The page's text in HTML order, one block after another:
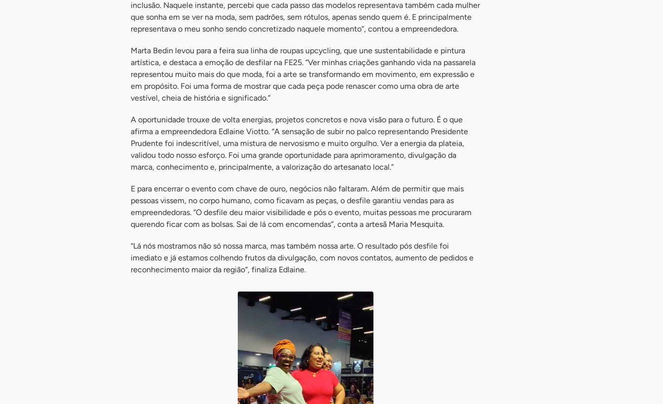
inclusão. Naquele instante, percebi que cada passo das modelos representava também cada mulher
que sonha em se ver na moda, sem padrões, sem rótulos, apenas sendo quem é. E principalmente
representava o meu sonho sendo concretizado naquele momento”, contou a empreendedora.
Marta Bedin levou para a feira sua linha de roupas upcycling, que une sustentabilidade e pintura
artística, e destaca a emoção de desfilar na FE25. “Ver minhas criações ganhando vida na passarela
representou muito mais do que moda, foi a arte se transformando em movimento, em expressão e
em propósito. Foi uma forma de mostrar que cada peça pode renascer como uma obra de arte
vestível, cheia de história e significado.”
A oportunidade trouxe de volta energias, projetos concretos e nova visão para o futuro. É o que
afirma a empreendedora Edlaine Viotto. “A sensação de subir no palco representando Presidente
Prudente foi indescritível, uma mistura de nervosismo e muito orgulho. Ver a energia da plateia,
validou todo nosso esforço. Foi uma grande oportunidade para aprimoramento, divulgação da
marca, conhecimento e, principalmente, a valorização do artesanato local.”
E para encerrar o evento com chave de ouro, negócios não faltaram. Além de permitir que mais
pessoas vissem, no corpo humano, como ficavam as peças, o desfile garantiu vendas para as
empreendedoras. “O desfile deu maior visibilidade e pós o evento, muitas pessoas me procuraram
querendo ficar com as bolsas. Sai de lá com encomendas”, conta a artesã Maria Mesquita.
“Lá nós mostramos não só nossa marca, mas também nossa arte. O resultado pós desfile foi
imediato e já estamos colhendo frutos da divulgação, com novos contatos, aumento de pedidos e
reconhecimento maior da região”, finaliza Edlaine.